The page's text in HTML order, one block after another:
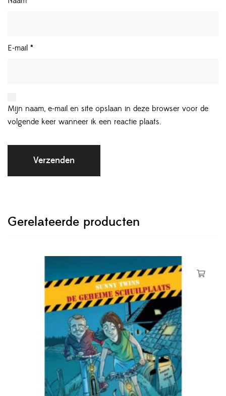
E-mail *
Mijn naam, e-mail en site opslaan in deze browser voor de
volgende keer wanneer ik een reactie plaats.
Gerelateerde producten